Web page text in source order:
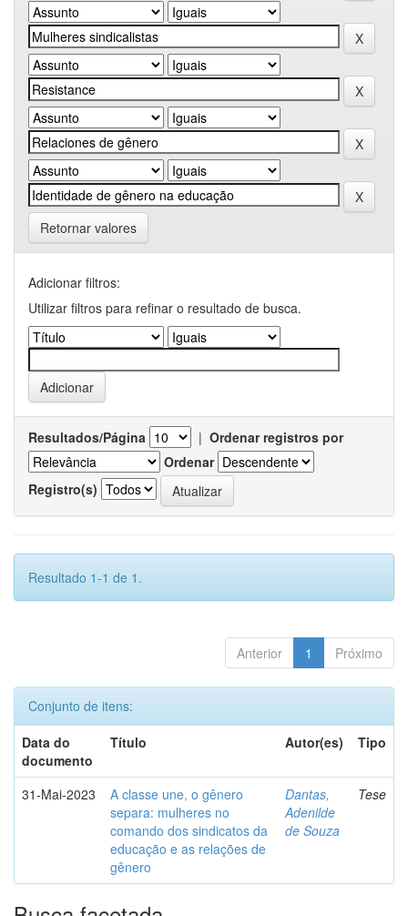
Retornar valores
Adicionar filtros:
Utilizar filtros para refinar o resultado de busca.
Resultados/Página | Ordenar registros por
Ordenar
Registro(s)
Resultado 1-1 de 1.
Anterior 1 Próximo
Conjunto de itens:
Data do
documento
Título Autor(es) Tipo
31-Mai-2023
A classe une, o gênero
separa: mulheres no
comando dos sindicatos da
educação e as relações de
gênero
Dantas,
Adenilde
de Souza
Tese